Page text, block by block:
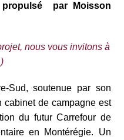
propulsé par Moisson
nous vous invitons à
Sud, soutenue par son
cabinet de campagne est
du futur Carrefour de
en Montérégie. Un